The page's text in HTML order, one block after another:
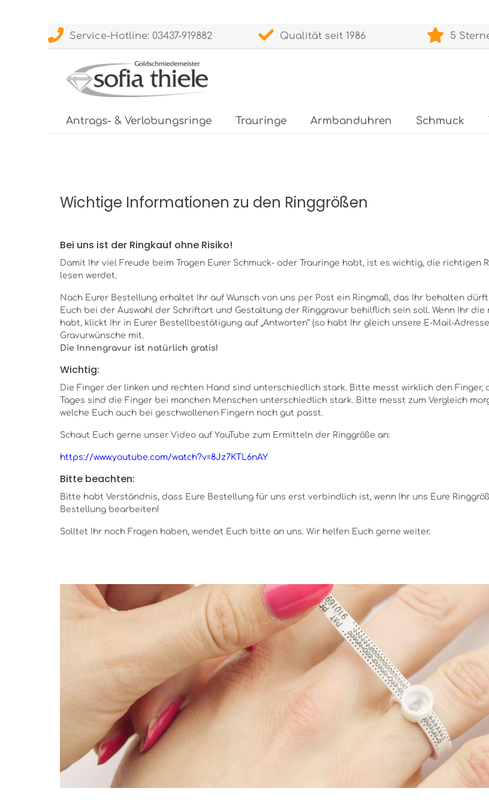
Service-Hotline: 03437-919882 Qualität seit 1986 5
Antrags- & Verlobungsringe Trauringe Armbanduhren Schmuck
Wichtige Informationen zu den Ringgrößen
Bei uns ist der Ringkauf ohne Risiko!
Damit Ihr viel Freude beim Tragen Eurer Schmuck- oder Trauringe habt, ist es wichtig, die richtigen
lesen werdet.
Nach Eurer Bestellung erhaltet Ihr auf Wunsch von uns per Post ein Ringmaß, das Ihr behalten
Euch bei der Auswahl der Schriftart und Gestaltung der Ringgravur behilflich sein soll. Wenn Ihr
habt, klickt Ihr in Eurer Bestellbestätigung auf „Antworten“ (so habt Ihr gleich unsere E-Mail-
Gravurwünsche mit.
Die Innengravur ist natürlich gratis!
Wichtig:
Die Finger der linken und rechten Hand sind unterschiedlich stark. Bitte messt wirklich den Finger,
Tages sind die Finger bei manchen Menschen unterschiedlich stark. Bitte messt zum Vergleich
welche Euch auch bei geschwollenen Fingern noch gut passt.
Schaut Euch gerne unser Video auf YouTube zum Ermitteln der Ringgröße an:
https://www.youtube.com/watch?v=8Jz7KTL6nAY
Bitte beachten:
Bitte habt Verständnis, dass Eure Bestellung für uns erst verbindlich ist, wenn Ihr uns Eure
Bestellung bearbeiten!
Solltet Ihr noch Fragen haben, wendet Euch bitte an uns. Wir helfen Euch gerne weiter.